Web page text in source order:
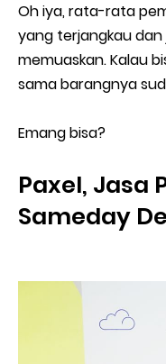
Oh iya, rata-rata
yang terjangkau
memuaskan. Kalau
sama barangnya
Emang bisa?
Paxel, Jasa
Sameday